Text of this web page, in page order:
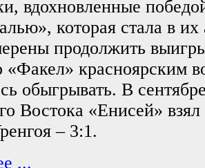
вдохновленные
которая стала в
продолжить
«Факел» красноярским
обыгрывать. В
Востока «Енисей»
– 3:1.
...